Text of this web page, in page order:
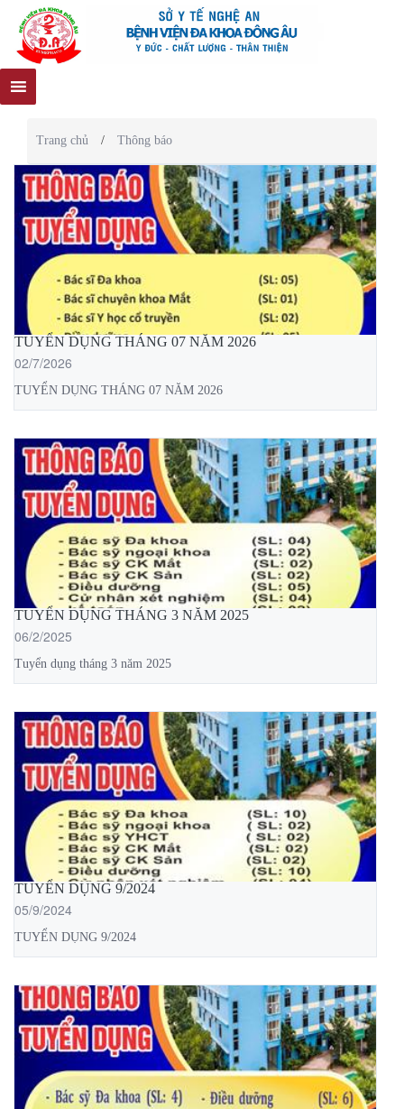
Trang chủ / Thông báo
TUYỂN DỤNG THÁNG 07 NĂM 2026
02/7/2026
TUYỂN DỤNG THÁNG 07 NĂM 2026
TUYỂN DỤNG THÁNG 3 NĂM 2025
06/2/2025
Tuyển dụng tháng 3 năm 2025
TUYỂN DỤNG 9/2024
05/9/2024
TUYỂN DỤNG 9/2024